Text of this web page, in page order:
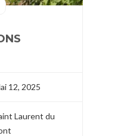
12, 2025
Laurent du